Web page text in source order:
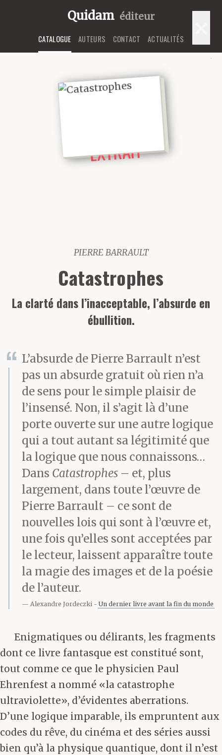
Quidam éditeur
CATALOGUE AUTEURS CONTACT ACTUALITÉS
EXTRAIT
PIERRE BARRAULT
Catastrophes
La clarté dans l’inacceptable, l’absurde en
ébullition.
L’absurde de Pierre Barrault n’est
pas un absurde gratuit où rien n’a
de sens pour le simple plaisir de
l’insensé. Non, il s’agit là d’une
porte ouverte sur une autre logique
qui a tout autant sa légitimité que
la logique que nous connaissons…
Dans Catastrophes – et, plus
largement, dans toute l’œuvre de
Pierre Barrault – ce sont de
nouvelles lois qui sont à l’œuvre et,
une fois qu’elles sont acceptées par
le lecteur, laissent apparaître toute
la magie des images et de la poésie
de l’auteur.
Alexandre Jordeczki Un dernier livre avant la fin du monde
Enigmatiques ou délirants, les fragments
dont ce livre fantasque est constitué sont,
tout comme ce que le physicien Paul
Ehrenfest a nommé «la catastrophe
ultraviolette», d’évidentes aberrations.
D’une logique imparable, ils empruntent aux
codes du rêve, du cinéma et des séries aussi
bien qu’à la physique quantique, dont il n’est